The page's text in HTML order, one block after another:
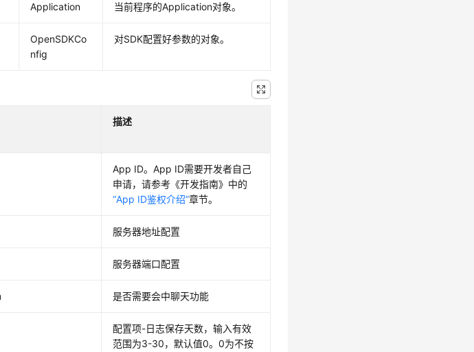
Application 当前程序的Application对象。
OpenSDKCo
nfig
对SDK配置好参数的对象。
描述
App ID。App ID需要开发者自己
申请，请参考《开发指南》中的
“App ID鉴权介绍”章节。
服务器地址配置
服务器端口配置
是否需要会中聊天功能
配置项-日志保存天数，输入有效
范围为3-30，默认值0。0为不按